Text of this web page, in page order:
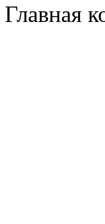
Главная